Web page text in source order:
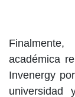
académica
Invenergy
universidad